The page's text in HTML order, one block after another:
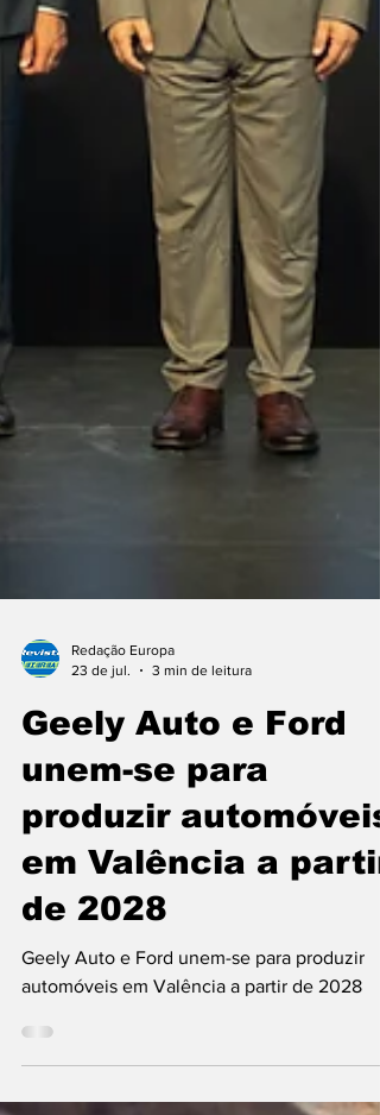
Redação Europa
23 de jul.
3 min de leitura
Geely Auto e Ford
unem-se para
produzir automóveis
em Valência a partir
de 2028